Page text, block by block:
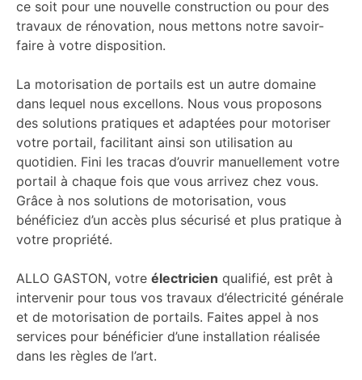
ce soit pour une nouvelle construction ou pour des
travaux de rénovation, nous mettons notre savoir-
faire à votre disposition.
La motorisation de portails est un autre domaine
dans lequel nous excellons. Nous vous proposons
des solutions pratiques et adaptées pour motoriser
votre portail, facilitant ainsi son utilisation au
quotidien. Fini les tracas d’ouvrir manuellement votre
portail à chaque fois que vous arrivez chez vous.
Grâce à nos solutions de motorisation, vous
bénéficiez d’un accès plus sécurisé et plus pratique à
votre propriété.
ALLO GASTON, votre électricien qualifié, est prêt à
intervenir pour tous vos travaux d’électricité générale
et de motorisation de portails. Faites appel à nos
services pour bénéficier d’une installation réalisée
dans les règles de l’art.